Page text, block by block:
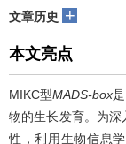
文章历史 +
本文亮点
MIKC型MADS-box
物的生长发育。为深
性，利用生物信息